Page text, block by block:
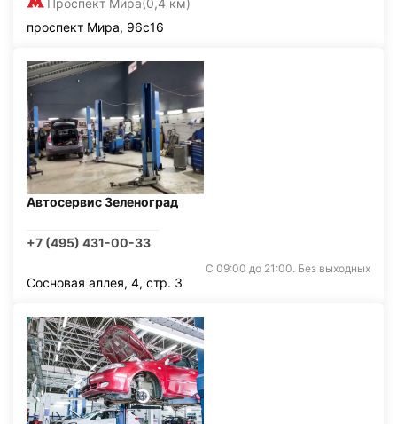
Проспект Мира(0,4 км)
проспект Мира, 96с16
Автосервис Зеленоград
+7 (495) 431-00-33
С 09:00 до 21:00. Без выходных
Сосновая аллея, 4, стр. 3